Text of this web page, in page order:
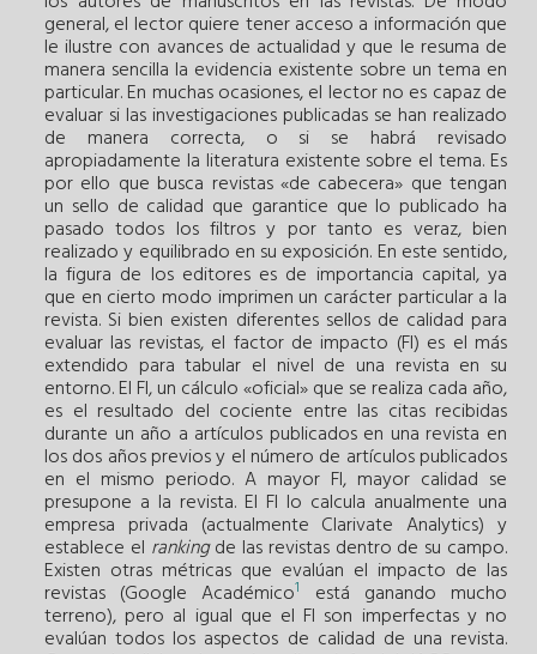
general, el lector quiere tener acceso a información que
le ilustre con avances de actualidad y que le resuma de
manera sencilla la evidencia existente sobre un tema en
particular. En muchas ocasiones, el lector no es capaz de
evaluar si las investigaciones publicadas se han realizado
de manera correcta, o si se habrá revisado
apropiadamente la literatura existente sobre el tema. Es
por ello que busca revistas «de cabecera» que tengan
un sello de calidad que garantice que lo publicado ha
pasado todos los filtros y por tanto es veraz, bien
realizado y equilibrado en su exposición. En este sentido,
la figura de los editores es de importancia capital, ya
que en cierto modo imprimen un carácter particular a la
revista. Si bien existen diferentes sellos de calidad para
evaluar las revistas, el factor de impacto (FI) es el más
extendido para tabular el nivel de una revista en su
entorno. El FI, un cálculo «oficial» que se realiza cada año,
es el resultado del cociente entre las citas recibidas
durante un año a artículos publicados en una revista en
los dos años previos y el número de artículos publicados
en el mismo periodo. A mayor FI, mayor calidad se
presupone a la revista. El FI lo calcula anualmente una
empresa privada (actualmente Clarivate Analytics) y
establece el rankingde las revistas dentro de su campo.
Existen otras métricas que evalúan el impacto de las
revistas (Google Académico1 está ganando mucho
terreno), pero al igual que el FI son imperfectas y no
evalúan todos los aspectos de calidad de una revista.